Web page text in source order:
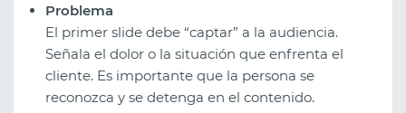
Problema
El primer slide debe “captar” a la audiencia.
Señala el dolor o la situación que enfrenta el
cliente. Es importante que la persona se
reconozca y se detenga en el contenido.